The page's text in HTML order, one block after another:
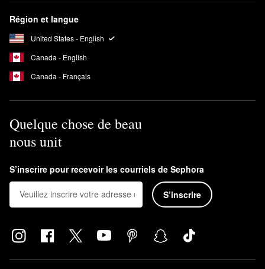
Région et langue
United States - English
Canada - English
Canada - Français
Quelque chose de beau
nous unit
S’inscrire pour recevoir les courriels de Sephora
S’inscrire